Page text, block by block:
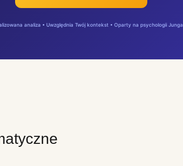
analiza • Uwzględnia Twój kontekst • Oparty na psychologii Junga